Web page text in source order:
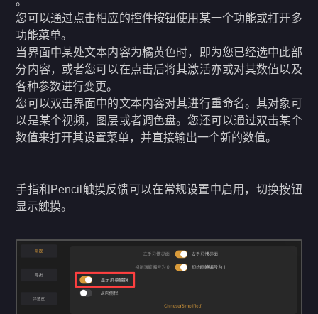
您可以通过点击相应的控件按钮使用某一个功能或打开多
功能菜单。
当界面中某处文本内容为橘黄色时，即为您已经选中此部
分内容，或者您可以在点击后将其激活亦或对其数值以及
各种参数进行变更。
您可以双击界面中的文本内容对其进行重命名。其对象可
以是某个视频，图层或者调色盘。您还可以通过双击某个
数值来打开其设置菜单，并直接输出一个新的数值。
手指和Pencil触摸反馈可以在常规设置中启用，切换按钮
显示触摸。